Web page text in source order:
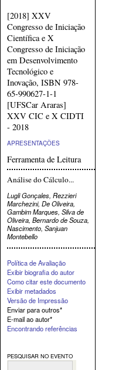
[2018] XXV
Congresso de Iniciação
Científica e X
Congresso de Iniciação
em Desenvolvimento
Tecnológico e
Inovação, ISBN 978-
65-990627-1-1
[UFSCar Araras]
XXV CIC e X CIDTI
- 2018
APRESENTAÇÕES
Ferramenta de Leitura
Análise do Cálculo...
Lugli Gonçales, Rezzieri
Marchezini, De Oliveira,
Gambim Marques, Silva de
Oliveira, Bernardo de Souza,
Nascimento, Sanjuan
Montebello
Política de Avaliação
Exibir biografia do autor
Como citar este documento
Exibir metadados
Versão de Impressão
Enviar para outros*
E-mail ao autor*
Encontrando referências
PESQUISAR NO EVENTO